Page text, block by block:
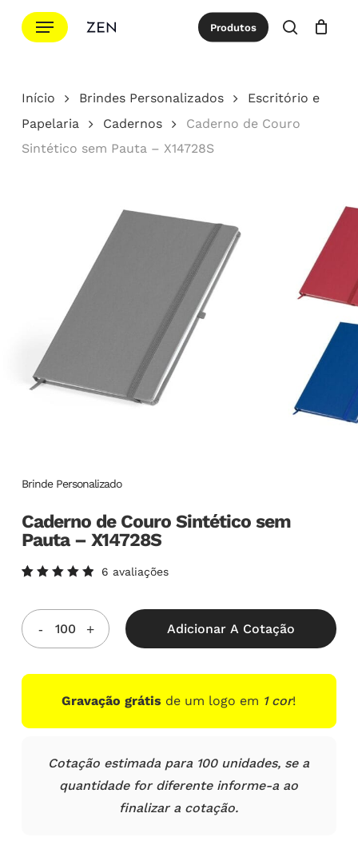
para
principal
Menu Produtos
procurar
Cotação Close
Início Brindes Personalizados
Escritório e
Papelaria
Cadernos
Caderno de Couro
Sintético sem Pauta – X14728S
Brinde Personalizado
Caderno de Couro Sintético sem
Pauta – X14728S
5.00de
5, com
baseado
em
clientes
6 avaliações
Adicionar A Cotação
Gravação grátis de um logo em 1 cor!
Cotação estimada para 100 unidades, se a
quantidade for diferente informe-a ao
finalizar a cotação.